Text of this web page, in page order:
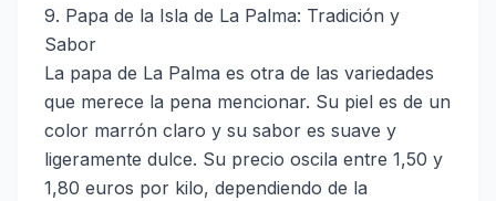
9. Papa de la Isla de La Palma: Tradición y
Sabor
La papa de La Palma es otra de las variedades
que merece la pena mencionar. Su piel es de un
color marrón claro y su sabor es suave y
ligeramente dulce. Su precio oscila entre 1,50 y
1,80 euros por kilo, dependiendo de la